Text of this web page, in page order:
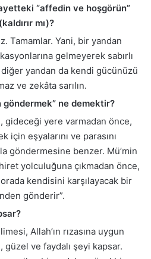
“affedin ve hoşgörün”
mı)?
Tamamlar. Yani, bir yandan
gelmeyerek sabırlı
yandan da kendi gücünüzü
ve zekâta sarılın.
göndermek” ne demektir?
gideceği yere varmadan önce,
için eşyalarını ve parasını
göndermesine benzer. Mü’min
yolculuğuna çıkmadan önce,
kendisini karşılayacak bir
gönderir”.
Allah’ın rızasına uygun
ve faydalı şeyi kapsar.